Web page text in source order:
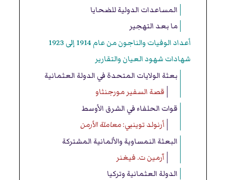
المساعدات الدولية للضحايا
ما بعد التهجير
أعداد الوفيات والناجون من عام 1914 إلى 1923
شهادات شهود العيان والتقارير
بعثة الولايات المتحدة في الدولة العثمانية
قصة السفير مورجنثاو
قوات الحلفاء في الشرق الأوسط
أرنولد توينبي:معاملة الأرمن
البعثة النمساوية والألمانية المشتركة
آرمين ت. فيغنر
الدولة العثمانية وتركيا